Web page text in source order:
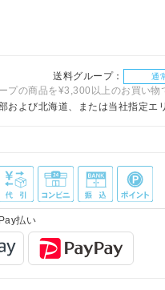
送料グループ： 通
プの商品を¥3,300以上のお買い物
および北海道、または当社指定エ
払い